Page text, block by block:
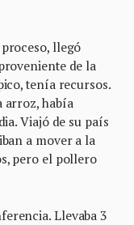
llegó
de la
tenía recursos.
arroz, había
Viajó de su país
a mover a la
pero el pollero
Llevaba 3